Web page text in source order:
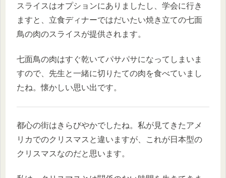
スライスはオプションにありましたし、学会に行き
ますと、立食ディナーではだいたい焼き立ての七面
鳥の肉のスライスが提供されます。
七面鳥の肉はすぐ乾いてパサパサになってしまいま
すので、先生と一緒に切りたての肉を食べていまし
たね。懐かしい思い出です。
都心の街はきらびやかでしたね。私が見てきたアメ
リカでのクリスマスと違いますが、これが日本型の
クリスマスなのだと思います。